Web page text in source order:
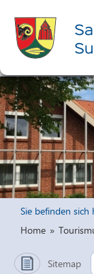
Sie befinden sich
Home »
Sitemap